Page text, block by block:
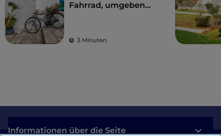
Fahrrad, umgeben
schmucken Dörfern
3 Minuten
Informationen über die Seite